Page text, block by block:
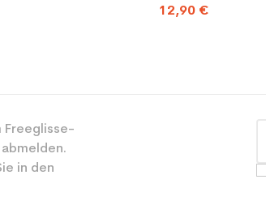
12,90 €
Freeglisse-
in den